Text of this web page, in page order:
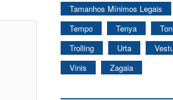
Tamanhos Mínimos Legais
Tempo
Tenya
Trolling
Urta
Vinis
Zagaia